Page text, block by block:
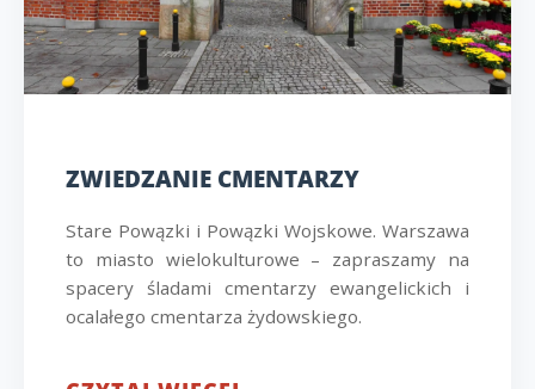
ZWIEDZANIE CMENTARZY
Stare Powązki i Powązki Wojskowe. Warszawa
to miasto wielokulturowe – zapraszamy na
spacery śladami cmentarzy ewangelickich i
ocalałego cmentarza żydowskiego.